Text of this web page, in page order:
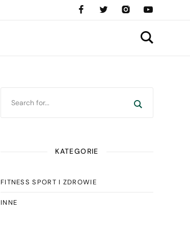
KATEGORIE
FITNESS SPORT I ZDROWIE
INNE